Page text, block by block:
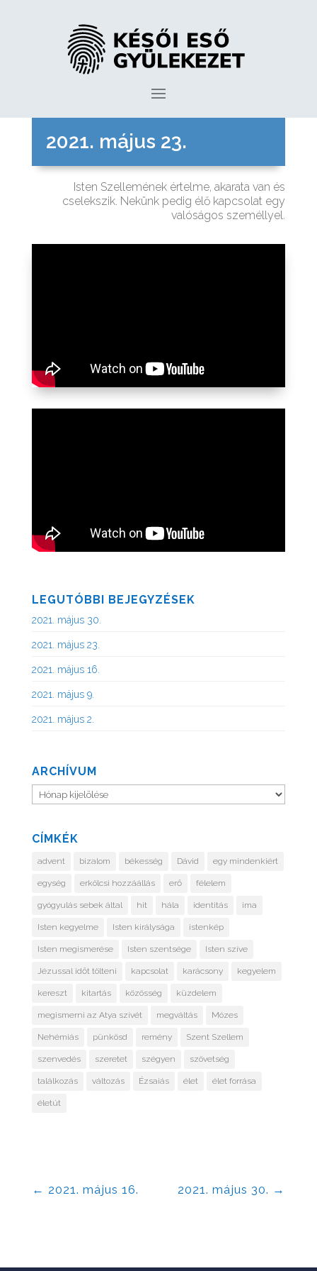
2021. május 23.
Isten Szellemének értelme, akarata van és
cselekszik. Nekünk pedig élő kapcsolat egy
valóságos személlyel.
LEGUTÓBBI BEJEGYZÉSEK
2021. május 30.
2021. május 23.
2021. május 16.
2021. május 9.
2021. május 2.
ARCHÍVUM
Archívum
CÍMKÉK
advent bizalom békesség Dávid egy mindenkiért
egység erkölcsi hozzáállás erő félelem
gyógyulás sebek által hit hála identitás ima
Isten kegyelme Isten királysága istenkép
Isten megismerése Isten szentsége Isten szíve
Jézussal időt tölteni kapcsolat karácsony kegyelem
kereszt kitartás közösség küzdelem
megismerni az Atya szívét megváltás Mózes
Nehémiás pünkösd remény Szent Szellem
szenvedés szeretet szégyen szövetség
találkozás változás Ézsaiás élet élet forrása
életút
← 2021. május 16. 2021. május 30. →